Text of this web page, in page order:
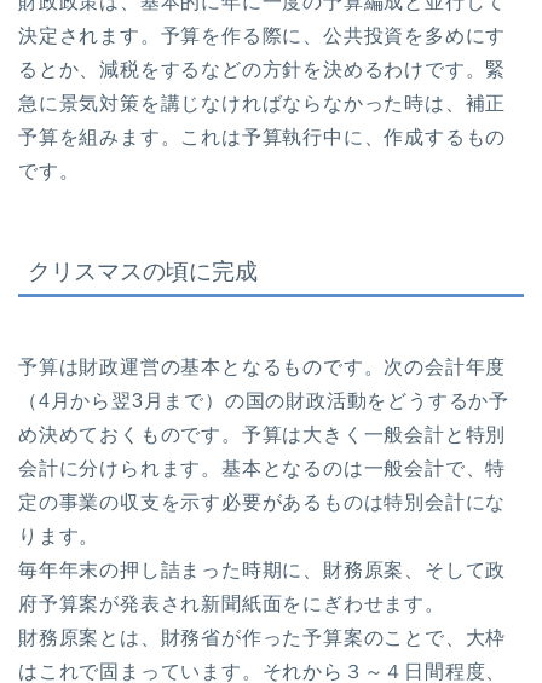
決定されます。予算を作る際に、公共投資を多めにす
るとか、減税をするなどの方針を決めるわけです。緊
急に景気対策を講じなければならなかった時は、補正
予算を組みます。これは予算執行中に、作成するもの
です。
クリスマスの頃に完成
予算は財政運営の基本となるものです。次の会計年度
（4月から翌3月まで）の国の財政活動をどうするか予
め決めておくものです。予算は大きく一般会計と特別
会計に分けられます。基本となるのは一般会計で、特
定の事業の収支を示す必要があるものは特別会計にな
ります。
毎年年末の押し詰まった時期に、財務原案、そして政
府予算案が発表され新聞紙面をにぎわせます。
財務原案とは、財務省が作った予算案のことで、大枠
はこれで固まっています。それから３～４日間程度、